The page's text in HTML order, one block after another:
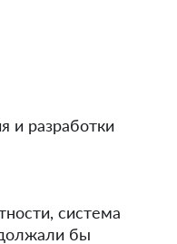
и разработки
система
бы